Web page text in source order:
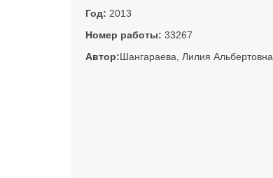
Год: 2013
Номер работы: 33267
Автор:Шангараева, Лилия Альбертовна